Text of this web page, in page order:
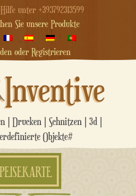
unter +393792313599
Sie unsere Produkte
oder Registrieren
Inventive
| Drucken | Schnitzen | 3d |
Objekte#